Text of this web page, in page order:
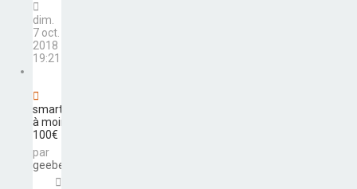
dim.
7 oct.
2018
19:21
smartphone
à moins de
100€
par
geebee76